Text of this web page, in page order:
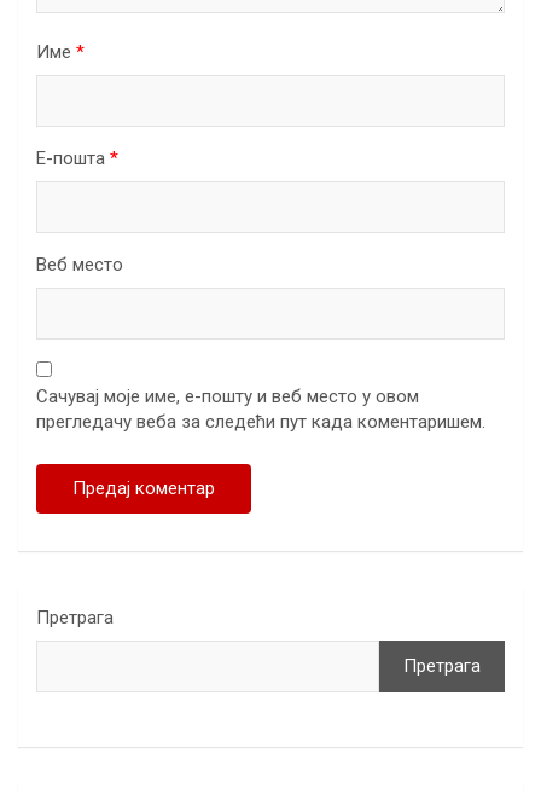
Име *
Е-пошта *
Веб место
Сачувај моје име, е-пошту и веб место у овом
прегледачу веба за следећи пут када коментаришем.
Претрага
Претрага